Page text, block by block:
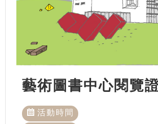
藝術圖書中心閱覽
活動時間